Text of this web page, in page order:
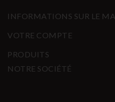
INFORMATIONS SUR LE
VOTRE COMPTE
PRODUITS
NOTRE SOCIÉTÉ